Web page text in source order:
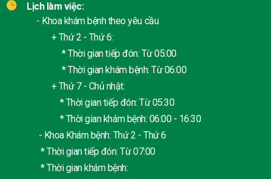
Lịch làm việc:
- Khoa khám bệnh theo yêu cầu
+ Thứ 2 - Thứ 6:
* Thời gian tiếp đón: Từ 05:00
* Thời gian khám bệnh: Từ 06:00
+ Thứ 7 - Chủ nhật:
* Thời gian tiếp đón: Từ 05:30
* Thời gian khám bệnh: 06:00 - 16:30
- Khoa Khám bệnh: Thứ 2 - Thứ 6
* Thời gian tiếp đón: Từ 07:00
* Thời gian khám bệnh: